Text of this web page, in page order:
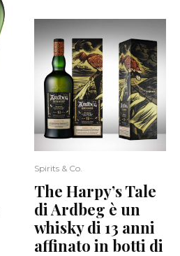
Spirits & Co.
The Harpy’s Tale
di Ardbeg è un
whisky di 13 anni
affinato in botti di